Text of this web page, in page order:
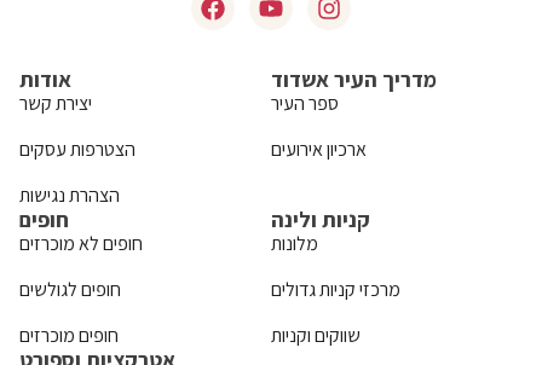
אודות
יצירת קשר
הצטרפות עסקים
הצהרת נגישות
מדריך העיר אשדוד
ספר העיר
ארכיון אירועים
חופים
חופים לא מוכרזים
חופים לגולשים
חופים מוכרזים
קניות ולינה
מלונות
מרכזי קניות גדולים
שווקים וקניות
אטרקציות וספורט